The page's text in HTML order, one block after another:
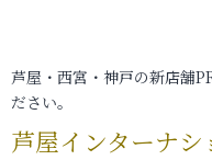
芦屋・西宮・神戸の新店舗
ださい。
芦屋インターナ